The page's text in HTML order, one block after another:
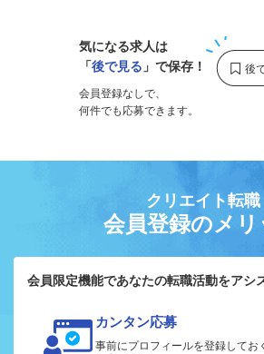
気になる求人は
「後で見る 」で保存！
会員登録なしで、
何件でも応募できます。
クリエイト転職
会員登録のメリ
会員限定機能であなたの転職活動をアシ
カンタン応募
事前にプロフィールを登録してお